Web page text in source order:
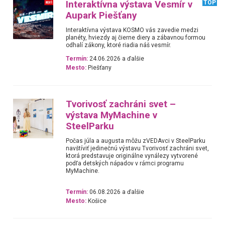
Interaktívna výstava Vesmír v
Aupark Piešťany
TOP
Interaktívna výstava KOSMO vás zavedie medzi
planéty, hviezdy aj čierne diery a zábavnou formou
odhalí zákony, ktoré riadia náš vesmír.
Termín: 24.06.2026 a ďalšie
Mesto: Piešťany
Tvorivosť zachráni svet –
výstava MyMachine v
SteelParku
Počas júla a augusta môžu zVEDAvci v SteelParku
navštíviť jedinečnú výstavu Tvorivosť zachráni svet,
ktorá predstavuje originálne vynálezy vytvorené
podľa detských nápadov v rámci programu
MyMachine.
Termín: 06.08.2026 a ďalšie
Mesto: Košice